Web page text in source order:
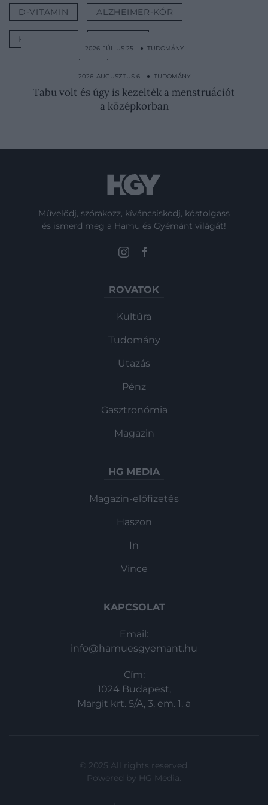
D-VITAMIN ALZHEIMER-KÓR
KOCKÁZAT
2026. JÚLIUS 25. ● TUDOMÁNY
Megtalálhatták az első Naprendszeren
kívüli holdat
2026. AUGUSZTUS 6. ● TUDOMÁNY
Tabu volt és úgy is kezelték a menstruációt
a középkorban
Művelődj, szórakozz, kíváncsiskodj, kóstolgass
és ismerd meg a Hamu és Gyémánt világát!
ROVATOK
Kultúra
Tudomány
Utazás
Pénz
Gasztronómia
Magazin
HG MEDIA
Magazin-előfizetés
Haszon
In
Vince
KAPCSOLAT
Email:
info@hamuesgyemant.hu
Cím:
1024 Budapest,
Margit krt. 5/A, 3. em. 1. a
© 2025 All rights reserved.
Powered by HG Media.